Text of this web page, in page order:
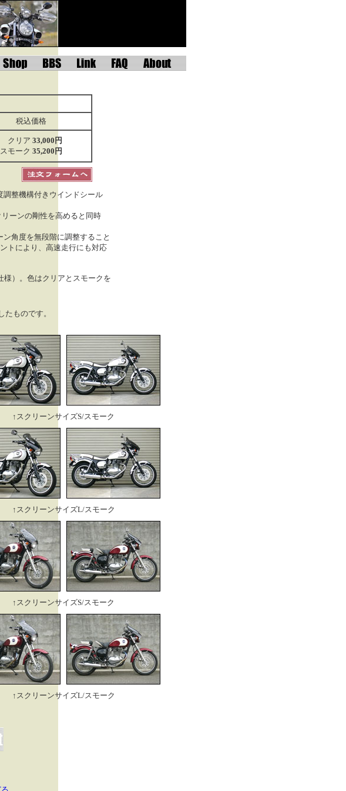
税込価格
クリア 33,000円
スモーク 35,200円
調整機構付きウインドシール
ーンの剛性を高めると同時
角度を無段階に調整すること
トにより、高速走行にも対応
様）。色はクリアとスモークを
ものです。
↑スクリーンサイズS/スモーク
↑スクリーンサイズL/スモーク
↑スクリーンサイズS/スモーク
↑スクリーンサイズL/スモーク